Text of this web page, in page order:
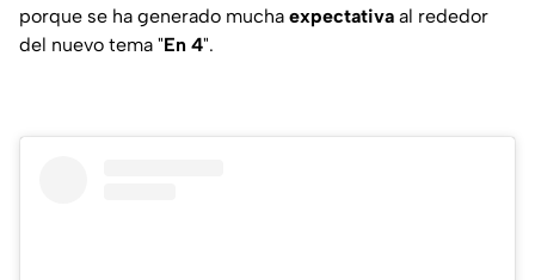
porque se ha generado mucha expectativa al rededor
del nuevo tema "En 4".